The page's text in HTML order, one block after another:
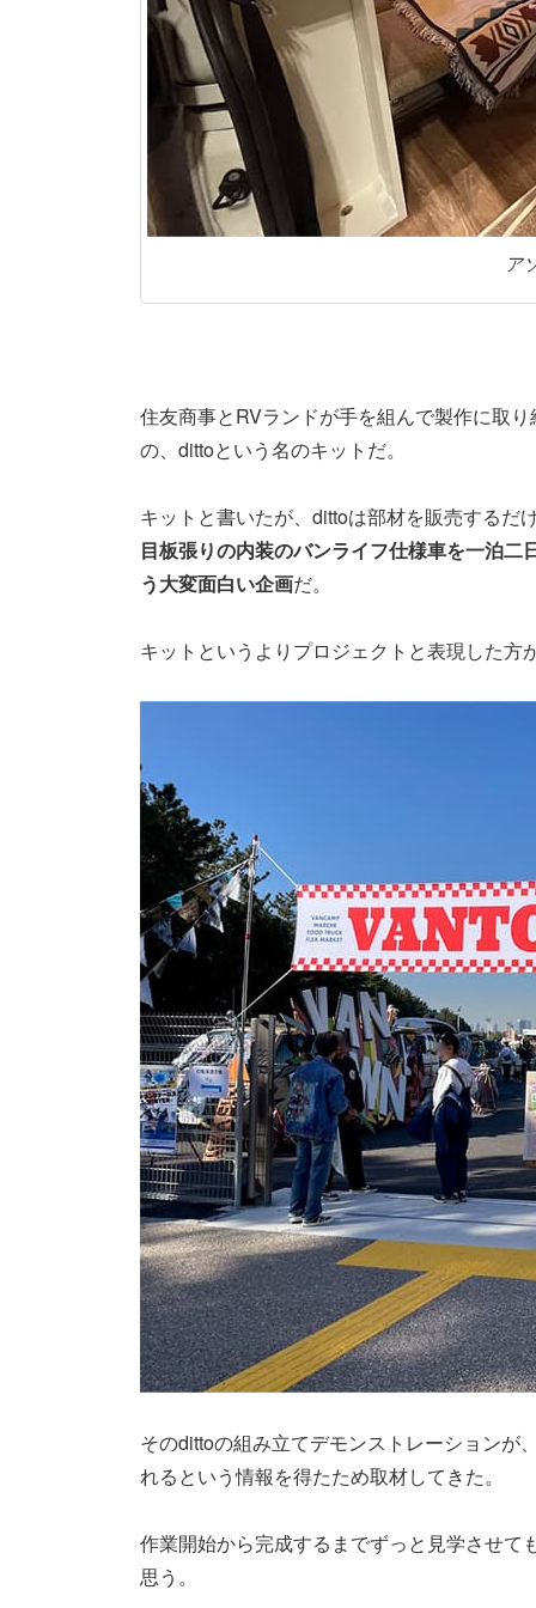
ア
住友商事とRVランドが手を組んで製作に取
の、dittoという名のキットだ。
キットと書いたが、dittoは部材を販売するだ
目板張りの内装のバンライフ仕様車を一泊
う大変面白い企画だ。
キットというよりプロジェクトと表現した方
そのdittoの組み立てデモンストレーションが
れるという情報を得たため取材してきた。
作業開始から完成するまでずっと見学させ
思う。